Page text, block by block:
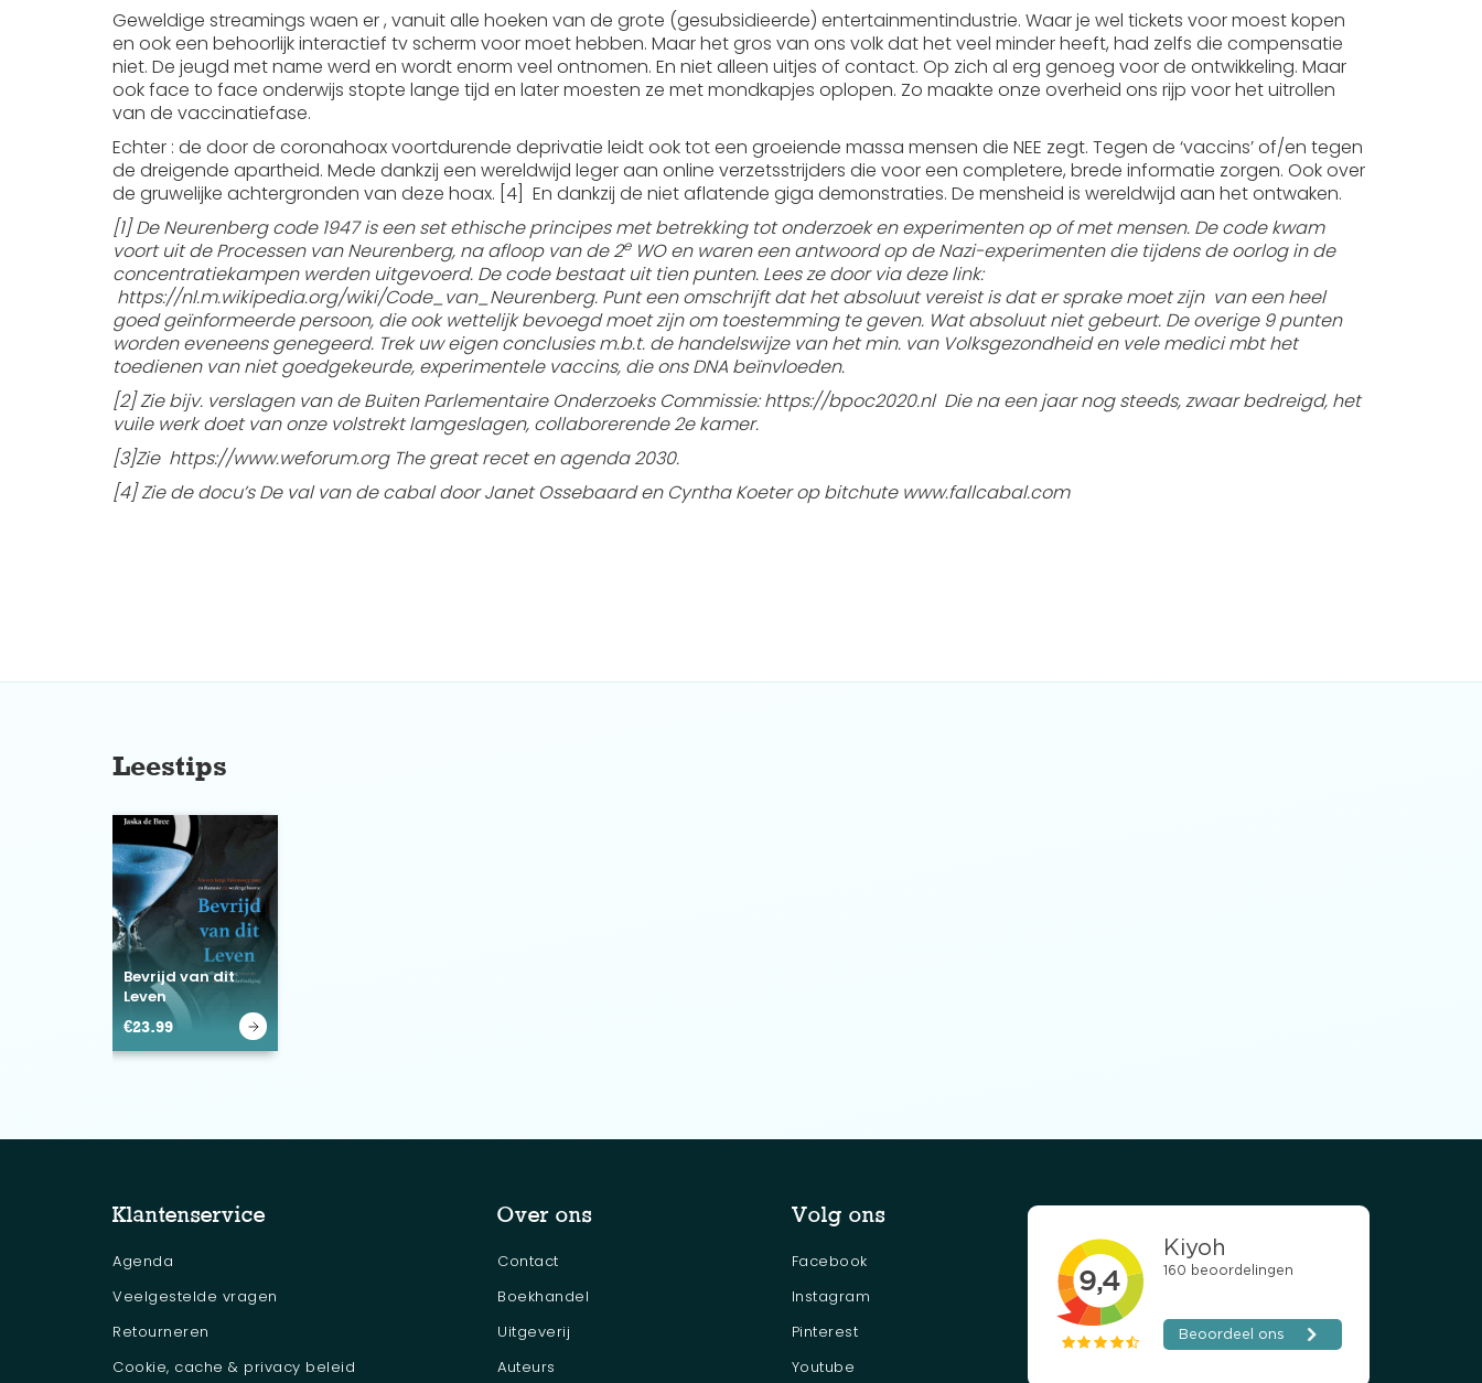
Geweldige streamings waen er , vanuit alle hoeken van de grote (gesubsidieerde) entertainmentindustrie. Waar je wel tickets voor moest kopen
en ook een behoorlijk interactief tv scherm voor moet hebben. Maar het gros van ons volk dat het veel minder heeft, had zelfs die compensatie
niet. De jeugd met name werd en wordt enorm veel ontnomen. En niet alleen uitjes of contact. Op zich al erg genoeg voor de ontwikkeling. Maar
ook face to face onderwijs stopte lange tijd en later moesten ze met mondkapjes oplopen. Zo maakte onze overheid ons rijp voor het uitrollen
van de vaccinatiefase.
Echter : de door de coronahoax voortdurende deprivatie leidt ook tot een groeiende massa mensen die NEE zegt. Tegen de ‘vaccins’ of/en tegen
de dreigende apartheid. Mede dankzij een wereldwijd leger aan online verzetsstrijders die voor een completere, brede informatie zorgen. Ook over
de gruwelijke achtergronden van deze hoax. [4] En dankzij de niet aflatende giga demonstraties. De mensheid is wereldwijd aan het ontwaken.
[1] De Neurenberg code 1947 is een set ethische principes met betrekking tot onderzoek en experimenten op of met mensen. De code kwam
voort uit de Processen van Neurenberg, na afloop van de 2eWO en waren een antwoord op de Nazi-experimenten die tijdens de oorlog in de
concentratiekampen werden uitgevoerd. De code bestaat uit tien punten. Lees ze door via deze link:
https://nl.m.wikipedia.org/wiki/Code_van_Neurenberg. Punt een omschrijft dat het absoluut vereist is dat er sprake moet zijn van een heel
goed geïnformeerde persoon, die ook wettelijk bevoegd moet zijn om toestemming te geven. Wat absoluut niet gebeurt. De overige 9 punten
worden eveneens genegeerd. Trek uw eigen conclusies m.b.t. de handelswijze van het min. van Volksgezondheid en vele medici mbt het
toedienen van niet goedgekeurde, experimentele vaccins, die ons DNA beïnvloeden.
[2] Zie bijv. verslagen van de Buiten Parlementaire Onderzoeks Commissie: https://bpoc2020.nl Die na een jaar nog steeds, zwaar bedreigd, het
vuile werk doet van onze volstrekt lamgeslagen, collaborerende 2e kamer.
[3]Zie https://www.weforum.org The great recet en agenda 2030.
[4] Zie de docu’s De val van de cabal door Janet Ossebaard en Cyntha Koeter op bitchute www.fallcabal.com
Leestips
Bevrijd van dit
Leven
€23.99
Klantenservice
Agenda
Veelgestelde vragen
Retourneren
Cookie, cache & privacy beleid
Over ons
Contact
Boekhandel
Uitgeverij
Auteurs
Volg ons
Facebook
Instagram
Pinterest
Youtube